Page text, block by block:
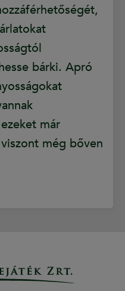
bárki. Apró
már
még bőven